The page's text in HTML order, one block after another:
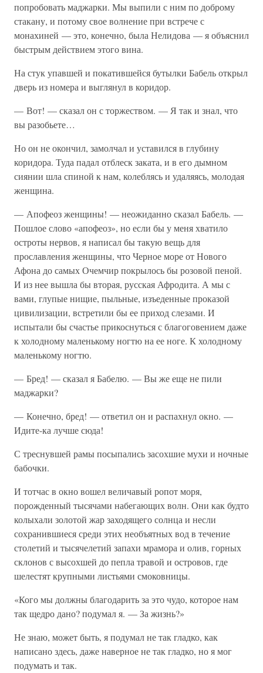
попробовать маджарки. Мы выпили с ним по доброму
стакану, и потому свое волнение при встрече с
монахиней — это, конечно, была Нелидова — я объяснил
быстрым действием этого вина.
На стук упавшей и покатившейся бутылки Бабель открыл
дверь из номера и выглянул в коридор.
— Вот! — сказал он с торжеством. — Я так и знал, что
вы разобьете…
Но он не окончил, замолчал и уставился в глубину
коридора. Туда падал отблеск заката, и в его дымном
сиянии шла спиной к нам, колеблясь и удаляясь, молодая
женщина.
— Апофеоз женщины! — неожиданно сказал Бабель. —
Пошлое слово «апофеоз», но если бы у меня хватило
остроты нервов, я написал бы такую вещь для
прославления женщины, что Черное море от Нового
Афона до самых Очемчир покрылось бы розовой пеной.
И из нее вышла бы вторая, русская Афродита. А мы с
вами, глупые нищие, пыльные, изъеденные проказой
цивилизации, встретили бы ее приход слезами. И
испытали бы счастье прикоснуться с благоговением даже
к холодному маленькому ногтю на ее ноге. К холодному
маленькому ногтю.
— Бред! — сказал я Бабелю. — Вы же еще не пили
маджарки?
— Конечно, бред! — ответил он и распахнул окно. —
Идите-ка лучше сюда!
С треснувшей рамы посыпались засохшие мухи и ночные
бабочки.
И тотчас в окно вошел величавый ропот моря,
порожденный тысячами набегающих волн. Они как будто
колыхали золотой жар заходящего солнца и несли
сохранившиеся среди этих необъятных вод в течение
столетий и тысячелетий запахи мрамора и олив, горных
склонов с высохшей до пепла травой и островов, где
шелестят крупными листьями смоковницы.
«Кого мы должны благодарить за это чудо, которое нам
так щедро дано? подумал я. — За жизнь?»
Не знаю, может быть, я подумал не так гладко, как
написано здесь, даже наверное не так гладко, но я мог
подумать и так.